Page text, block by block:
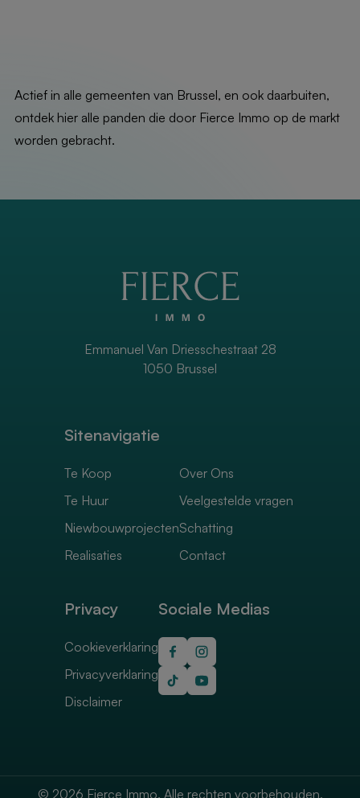
Actief in alle gemeenten van Brussel, en ook daarbuiten,
ontdek hier alle panden die door Fierce Immo op de markt
worden gebracht.
Sitenavigatie
Te Koop
Te Huur
Niewbouwprojecten
Realisaties
Over Ons
Veelgestelde vragen
Schatting
Contact
Emmanuel Van Driesschestraat 28
1050 Brussel
Privacy
Cookieverklaring
Privacyverklaring
Disclaimer
Sociale Medias
© 2026 Fierce Immo. Alle rechten voorbehouden.